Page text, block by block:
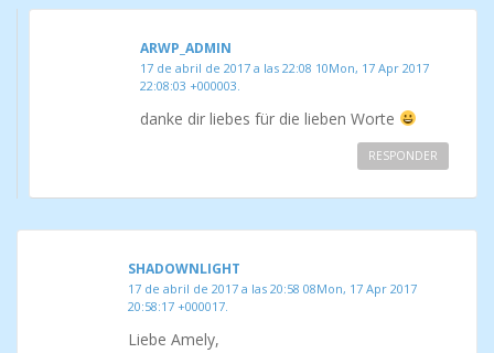
ARWP_ADMIN
17 de abril de 2017 a las 22:08 10Mon, 17 Apr 2017
22:08:03 +000003.
danke dir liebes für die lieben Worte
RESPONDER
SHADOWNLIGHT
17 de abril de 2017 a las 20:58 08Mon, 17 Apr 2017
20:58:17 +000017.
Liebe Amely,